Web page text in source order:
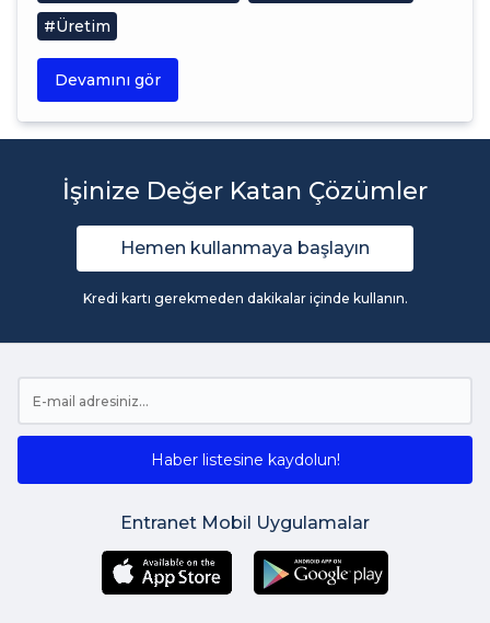
#Üretim
Devamını gör
İşinize Değer Katan Çözümler
Hemen kullanmaya başlayın
Kredi kartı gerekmeden dakikalar içinde kullanın.
Haber listesine kaydolun!
Entranet Mobil Uygulamalar